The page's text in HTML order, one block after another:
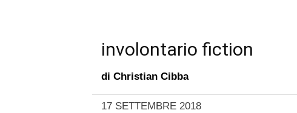
involontario fiction
di Christian Cibba
17 SETTEMBRE 2018